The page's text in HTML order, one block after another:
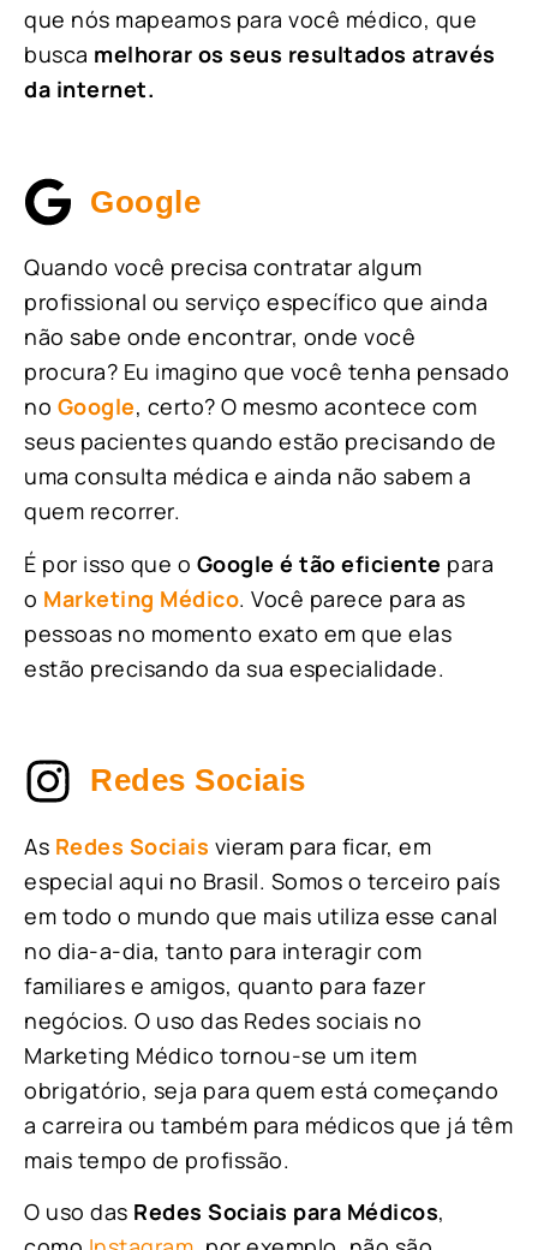
que nós mapeamos para você médico, que
busca melhorar os seus resultados através
da internet.
Google
Quando você precisa contratar algum
profissional ou serviço específico que ainda
não sabe onde encontrar, onde você
procura? Eu imagino que você tenha pensado
no Google, certo? O mesmo acontece com
seus pacientes quando estão precisando de
uma consulta médica e ainda não sabem a
quem recorrer.
É por isso que o Google é tão eficiente para
o Marketing Médico. Você parece para as
pessoas no momento exato em que elas
estão precisando da sua especialidade.
Redes Sociais
As Redes Sociais vieram para ficar, em
especial aqui no Brasil. Somos o terceiro país
em todo o mundo que mais utiliza esse canal
no dia-a-dia, tanto para interagir com
familiares e amigos, quanto para fazer
negócios. O uso das Redes sociais no
Marketing Médico tornou-se um item
obrigatório, seja para quem está começando
a carreira ou também para médicos que já têm
mais tempo de profissão.
O uso das Redes Sociais para Médicos,